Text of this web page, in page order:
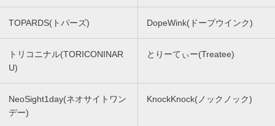
TOPARDS(トパーズ) DopeWink(ドープウインク)
トリコニナル(TORICONINAR
U)
とりーてぃー(Treatee)
NeoSight1day(ネオサイトワン
デー)
KnockKnock(ノックノック)